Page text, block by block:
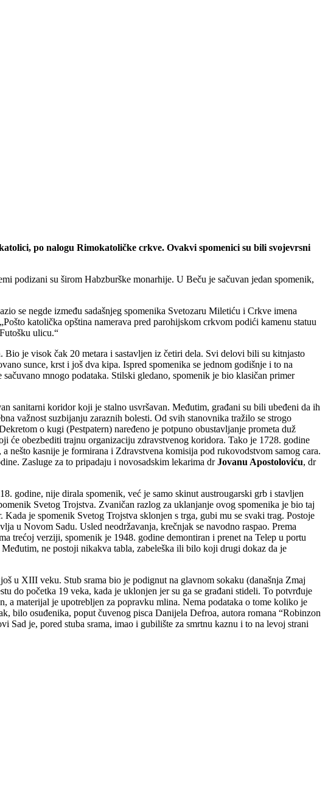
po nalogu Rimokatoličke crkve. Ovakvi spomenici su bili svojevrsni
podizani su širom Habzburške monarhije. U Beču je sačuvan jedan spomenik,
se negde između sadašnjeg spomenika Svetozaru Miletiću i Crkve imena
„Pošto katolička opština namerava pred parohijskom crkvom podići kamenu statuu
ulicu.“
je visok čak 20 metara i sastavljen iz četiri dela. Svi delovi bili su kitnjasto
sunce, krst i još dva kipa. Ispred spomenika se jednom godišnje i to na
mnogo podataka. Stilski gledano, spomenik je bio klasičan primer
sanitarni koridor koji je stalno usvršavan. Međutim, građani su bili ubeđeni da ih
važnost suzbijanju zaraznih bolesti. Od svih stanovnika tražilo se strogo
o kugi (Pestpatern) naređeno je potpuno obustavljanje prometa duž
će obezbediti trajnu organizaciju zdravstvenog koridora. Tako je 1728. godine
kasnije je formirana i Zdravstvena komisija pod rukovodstvom samog cara.
Zasluge za to pripadaju i novosadskim lekarima drJovanu Apostoloviću, dr
godine, nije dirala spomenik, već je samo skinut austrougarski grb i stavljen
Svetog Trojstva. Zvaničan razlog za uklanjanje ovog spomenika je bio taj
je spomenik Svetog Trojstva sklonjen s trga, gubi mu se svaki trag. Postoje
u Novom Sadu. Usled neodržavanja, krečnjak se navodno raspao. Prema
trećoj verziji, spomenik je 1948. godine demontiran i prenet na Telep u portu
ne postoji nikakva tabla, zabeleška ili bilo koji drugi dokaz da je
u XIII veku. Stub srama bio je podignut na glavnom sokaku (današnja Zmaj
do početka 19 veka, kada je uklonjen jer su ga se građani stideli. To potvrđuje
a materijal je upotrebljen za popravku mlina. Nema podataka o tome koliko je
bilo osuđenika, poput čuvenog pisca Danijela Defroa, autora romana “Robinzon
Sad je, pored stuba srama, imao i gubilište za smrtnu kaznu i to na levoj strani